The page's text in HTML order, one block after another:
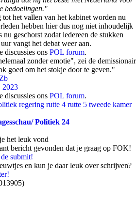
bedoelingen."
het vallen van het kabinet worden nu
hebben hier dus nog niet inhoudelijk
nu geschorst zodat iedereen de stukken
vangt het debat weer aan.
discussies ons POL forum.
zonder emotie", zei de demissionair
goed om het stokje door te geven."
2023
discussies ons POL forum.
regering rutte 4 rutte 5 tweede kamer
Politiek 24
het leuk vond
bericht gevonden dat je graag op FOK!
submit!
en kun je daar leuk over schrijven?